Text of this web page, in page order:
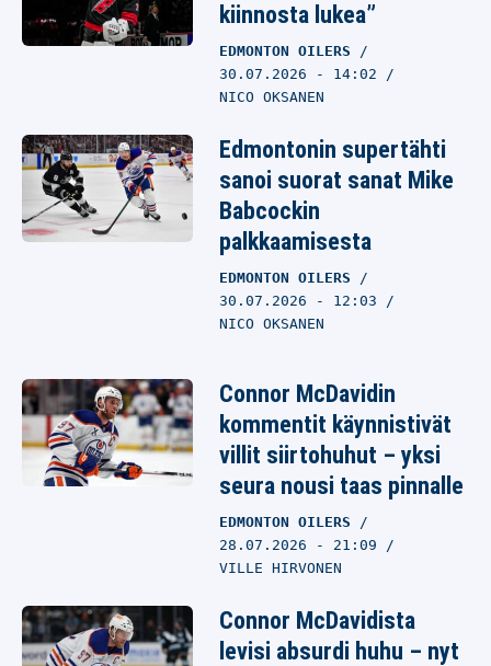
kiinnosta lukea”
EDMONTON OILERS
30.07.2026 - 14:02
NICO OKSANEN
Edmontonin supertähti
sanoi suorat sanat Mike
Babcockin
palkkaamisesta
EDMONTON OILERS
30.07.2026 - 12:03
NICO OKSANEN
Connor McDavidin
kommentit käynnistivät
villit siirtohuhut – yksi
seura nousi taas pinnalle
EDMONTON OILERS
28.07.2026 - 21:09
VILLE HIRVONEN
Connor McDavidista
levisi absurdi huhu – nyt